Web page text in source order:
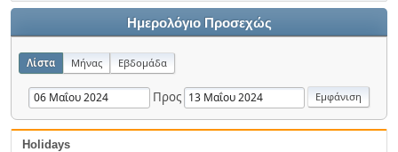
Ημερολόγιο Προσεχώς
Λίστα Μήνας Εβδομάδα
Προς
Holidays